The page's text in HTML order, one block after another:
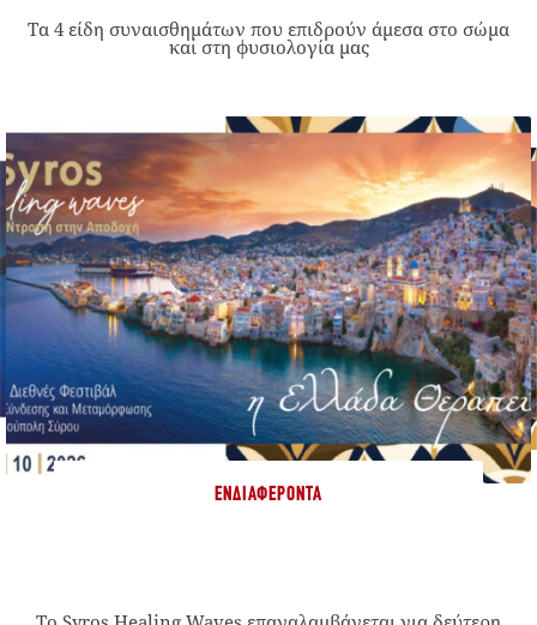
Τα 4 είδη συναισθημάτων που επιδρούν άμεσα στο σώμα
και στη φυσιολογία μας
ΕΝΔΙΑΦΈΡΟΝΤΑ